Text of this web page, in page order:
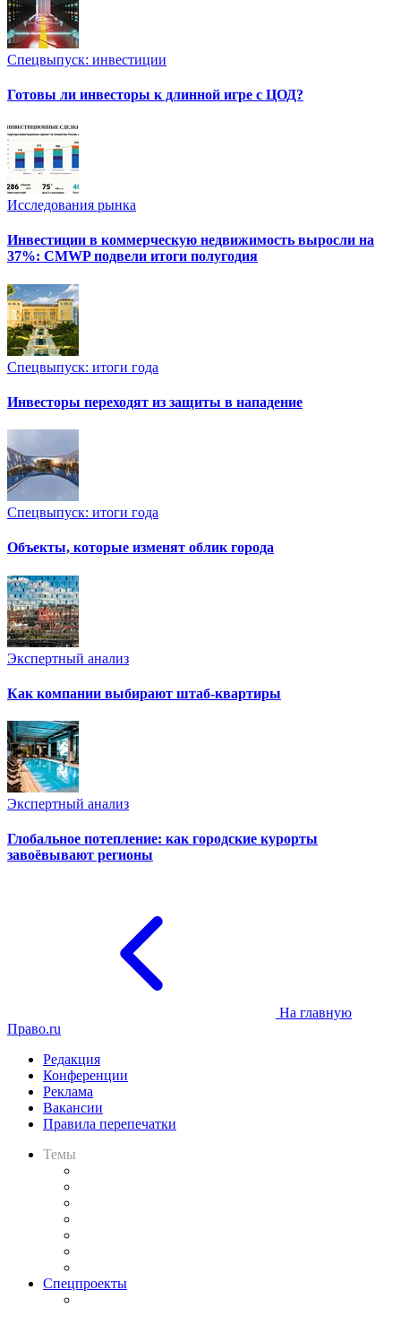
Спецвыпуск: инвестиции
Готовы ли инвесторы к длинной игре с ЦОД?
Исследования рынка
Инвестиции в коммерческую недвижимость выросли на
37%: CMWP подвели итоги полугодия
Спецвыпуск: итоги года
Инвесторы переходят из защиты в нападение
Спецвыпуск: итоги года
Объекты, которые изменят облик города
Экспертный анализ
Как компании выбирают штаб-квартиры
Экспертный анализ
Глобальное потепление: как городские курорты
завоёвывают регионы
На главную
Право.ru
Редакция
Конференции
Реклама
Вакансии
Правила перепечатки
Темы
Спецпроекты